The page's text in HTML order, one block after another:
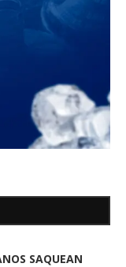
SAQUEAN